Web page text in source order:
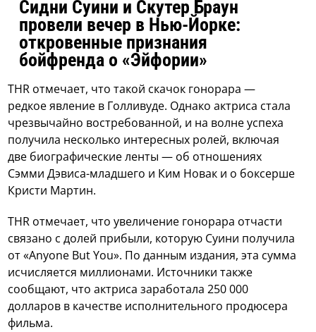
Сидни Суини и Скутер Браун
провели вечер в Нью-Йорке:
откровенные признания
бойфренда о «Эйфории»
THR отмечает, что такой скачок гонорара —
редкое явление в Голливуде. Однако актриса стала
чрезвычайно востребованной, и на волне успеха
получила несколько интересных ролей, включая
две биографические ленты — об отношениях
Сэмми Дэвиса-младшего и Ким Новак и о боксерше
Кристи Мартин.
THR отмечает, что увеличение гонорара отчасти
связано с долей прибыли, которую Суини получила
от «Anyone But You». По данным издания, эта сумма
исчисляется миллионами. Источники также
сообщают, что актриса заработала 250 000
долларов в качестве исполнительного продюсера
фильма.